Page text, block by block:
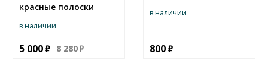
красные полоски
в наличии
5 000 8 280
в наличии
800